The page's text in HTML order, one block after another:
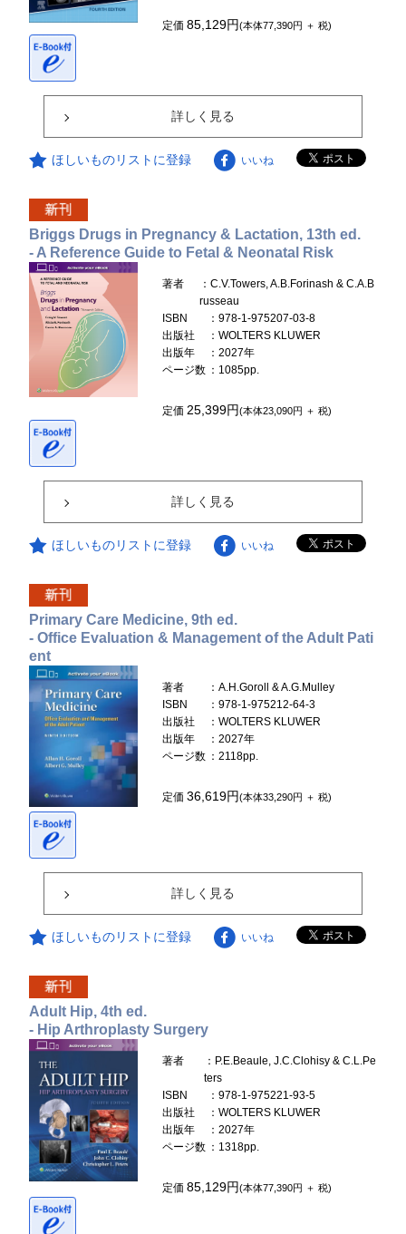
定価85,129円(本体77,390円 ＋ 税)
詳しく見る
ほしいものリストに登録 いいね
Briggs Drugs in Pregnancy & Lactation, 13th ed.
- A Reference Guide to Fetal & Neonatal Risk
著者
：C.V.Towers, A.B.Forinash & C.A.B
russeau
ISBN
：978-1-975207-03-8
出版社
：WOLTERS KLUWER
出版年
：2027年
ページ数 ：1085pp.
定価25,399円(本体23,090円 ＋ 税)
詳しく見る
ほしいものリストに登録 いいね
Primary Care Medicine, 9th ed.
- Office Evaluation & Management of the Adult Pati
ent
著者
：A.H.Goroll & A.G.Mulley
ISBN
：978-1-975212-64-3
出版社
：WOLTERS KLUWER
出版年
：2027年
ページ数 ：2118pp.
定価36,619円(本体33,290円 ＋ 税)
詳しく見る
ほしいものリストに登録 いいね
Adult Hip, 4th ed.
- Hip Arthroplasty Surgery
著者
：P.E.Beaule, J.C.Clohisy & C.L.Pe
ters
ISBN
：978-1-975221-93-5
出版社
：WOLTERS KLUWER
出版年
：2027年
ページ数 ：1318pp.
定価85,129円(本体77,390円 ＋ 税)